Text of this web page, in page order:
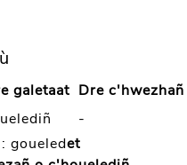
galetaat Dre c'hwezhañ
-
goueledet